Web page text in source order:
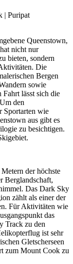
| Puripat
Queenstown,
nicht nur
bieten, sondern
Die
Bergen
sowie
lässt sich die
den
Sportarten wie
aus gibt es
zu besichtigen.
der höchste
Berglandschaft,
Das Dark Sky
zählt als einer der
Für Aktivitäten wie
das
Track zu den
ist sehr
Gletscherseen
zum Mount Cook zu